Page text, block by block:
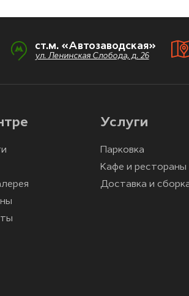
ст.м. «Автозаводская»
ул. Ленинская Слобода, д. 26
Услуги
Парковка
Кафе и рестораны
Доставка и